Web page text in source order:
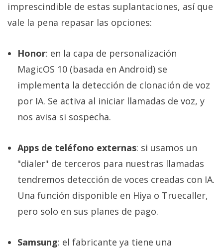
imprescindible de estas suplantaciones, así que
vale la pena repasar las opciones:
Honor: en la capa de personalización
MagicOS 10 (basada en Android) se
implementa la detección de clonación de voz
por IA. Se activa al iniciar llamadas de voz, y
nos avisa si sospecha.
Apps de teléfono externas: si usamos un
"dialer" de terceros para nuestras llamadas
tendremos detección de voces creadas con IA.
Una función disponible en Hiya o Truecaller,
pero solo en sus planes de pago.
Samsung: el fabricante ya tiene una